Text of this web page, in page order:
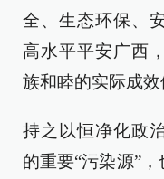
全、生态环保、
高水平平安广西
族和睦的实际成效
持之以恒净化政
的重要“污染源”